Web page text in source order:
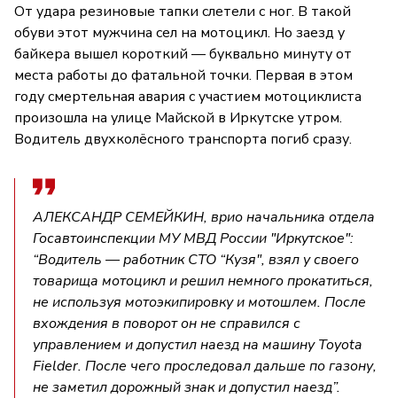
От удара резиновые тапки слетели с ног. В такой
обуви этот мужчина сел на мотоцикл. Но заезд у
байкера вышел короткий — буквально минуту от
места работы до фатальной точки. Первая в этом
году смертельная авария с участием мотоциклиста
произошла на улице Майской в Иркутске утром.
Водитель двухколёсного транспорта погиб сразу.
АЛЕКСАНДР СЕМЕЙКИН, врио начальника отдела
Госавтоинспекции МУ МВД России "Иркутское":
“Водитель — работник СТО “Кузя", взял у своего
товарища мотоцикл и решил немного прокатиться,
не используя мотоэкипировку и мотошлем. После
вхождения в поворот он не справился с
управлением и допустил наезд на машину Toyota
Fielder. После чего проследовал дальше по газону,
не заметил дорожный знак и допустил наезд”.